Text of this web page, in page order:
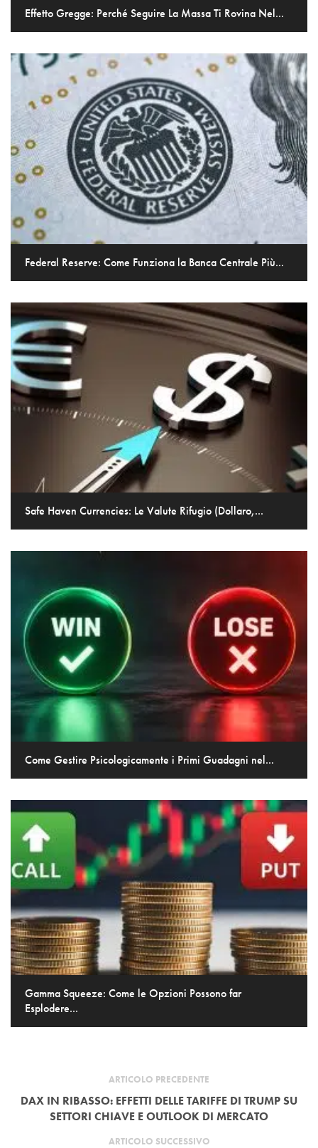
Effetto Gregge: Perché Seguire La Massa Ti Rovina Nel...
Federal Reserve: Come Funziona la Banca Centrale Più...
Safe Haven Currencies: Le Valute Rifugio (Dollaro,...
Come Gestire Psicologicamente i Primi Guadagni nel...
Gamma Squeeze: Come le Opzioni Possono far
Esplodere...
ARTICOLO PRECEDENTE
DAX IN RIBASSO: EFFETTI DELLE TARIFFE DI TRUMP SU
SETTORI CHIAVE E OUTLOOK DI MERCATO
ARTICOLO SUCCESSIVO